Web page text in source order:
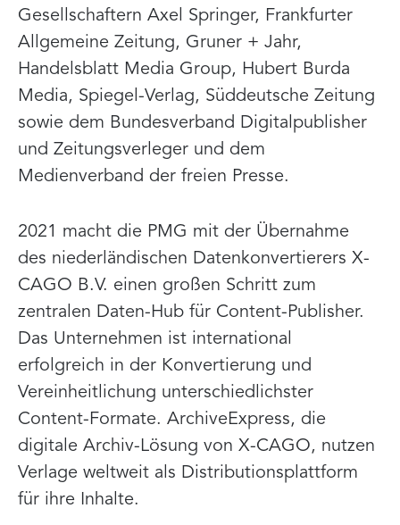
Gesellschaftern Axel Springer, Frankfurter
Allgemeine Zeitung, Gruner + Jahr,
Handelsblatt Media Group, Hubert Burda
Media, Spiegel-Verlag, Süddeutsche Zeitung
sowie dem Bundesverband Digitalpublisher
und Zeitungsverleger und dem
Medienverband der freien Presse.
2021 macht die PMG mit der Übernahme
des niederländischen Datenkonvertierers X-
CAGO B.V. einen großen Schritt zum
zentralen Daten-Hub für Content-Publisher.
Das Unternehmen ist international
erfolgreich in der Konvertierung und
Vereinheitlichung unterschiedlichster
Content-Formate. ArchiveExpress, die
digitale Archiv-Lösung von X-CAGO, nutzen
Verlage weltweit als Distributionsplattform
für ihre Inhalte.